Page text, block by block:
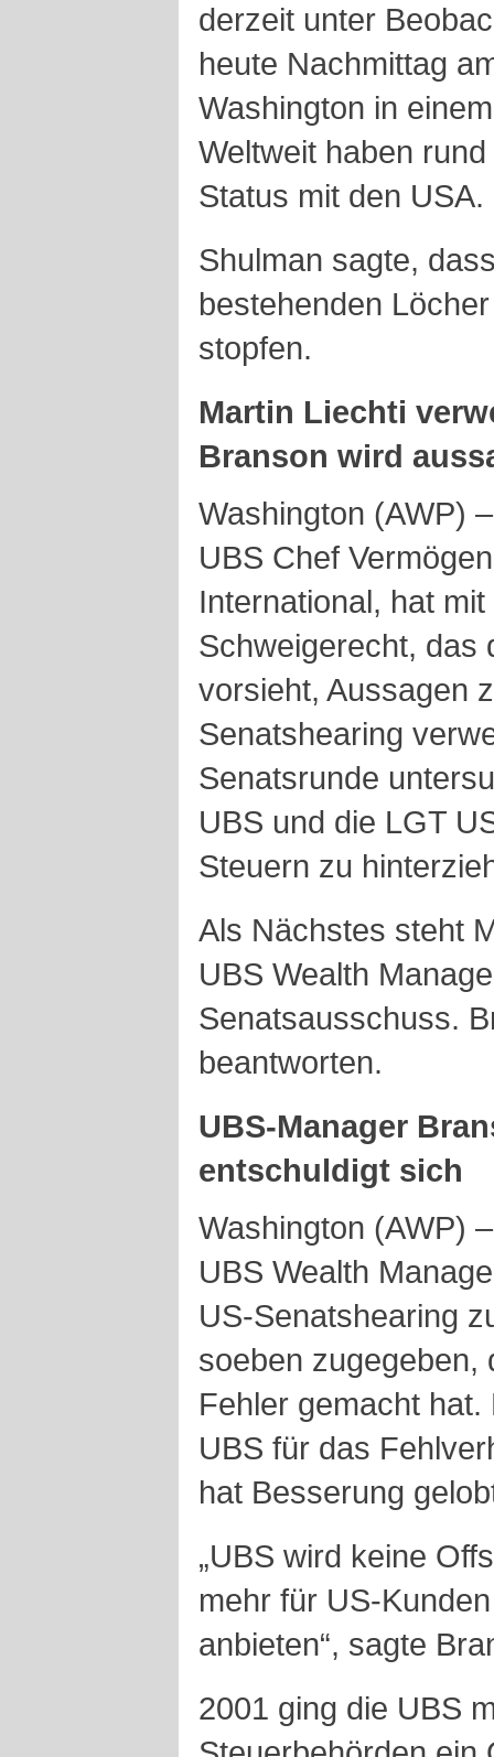
derzeit unter
heute Nachmittag
Washington in
Weltweit haben
Status mit den USA.
Shulman sagte,
bestehenden
stopfen.
Martin Liechti
Branson wird
Washington (AWP)
UBS Chef
International, hat
Schweigerecht, das
vorsieht, Aussagen
Senatshearing
Senatsrunde
UBS und die LGT
Steuern zu
Als Nächstes steht
UBS Wealth
Senatsausschuss.
beantworten.
UBS-Manager
entschuldigt sich
Washington (AWP)
UBS Wealth
US-Senatshearing
soeben zugegeben,
Fehler gemacht
UBS für das
hat Besserung
„UBS wird keine
mehr für US-
anbieten“, sagte
2001 ging die UBS